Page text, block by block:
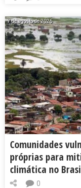
7 de agosto de 2026
Comunidades
próprias para
climática no
0